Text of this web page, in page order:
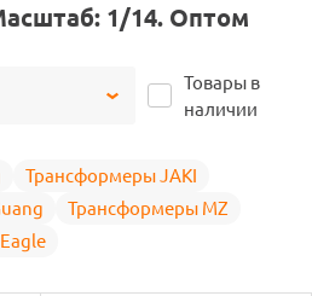
1/14. Оптом
Товары в
наличии
Трансформеры JAKI
Трансформеры MZ